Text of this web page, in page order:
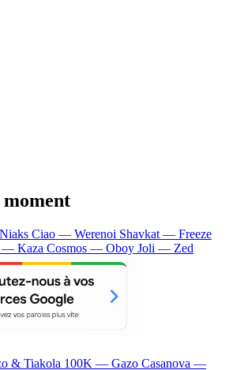
moment
Ciao — Werenoi Shavkat — Freeze
— Kaza Cosmos — Oboy Joli — Zed
& Tiakola 100K — Gazo Casanova —